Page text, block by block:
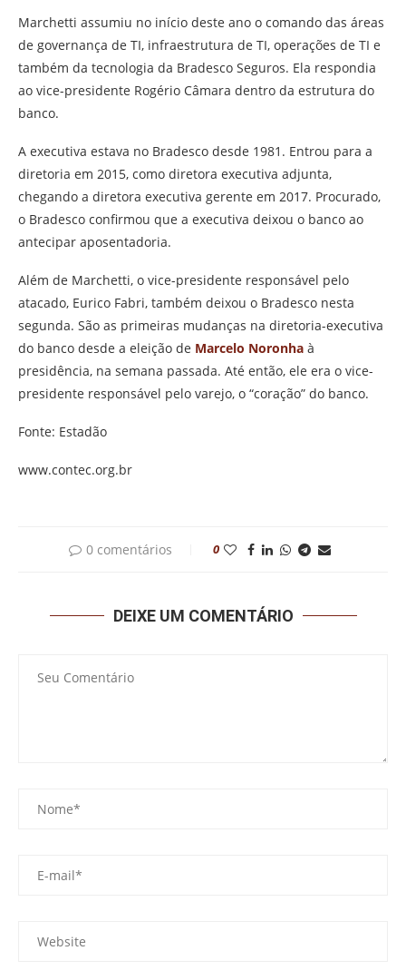
Marchetti assumiu no início deste ano o comando das áreas
de governança de TI, infraestrutura de TI, operações de TI e
também da tecnologia da Bradesco Seguros. Ela respondia
ao vice-presidente Rogério Câmara dentro da estrutura do
banco.
A executiva estava no Bradesco desde 1981. Entrou para a
diretoria em 2015, como diretora executiva adjunta,
chegando a diretora executiva gerente em 2017. Procurado,
o Bradesco confirmou que a executiva deixou o banco ao
antecipar aposentadoria.
Além de Marchetti, o vice-presidente responsável pelo
atacado, Eurico Fabri, também deixou o Bradesco nesta
segunda. São as primeiras mudanças na diretoria-executiva
do banco desde a eleição de Marcelo Noronha à
presidência, na semana passada. Até então, ele era o vice-
presidente responsável pelo varejo, o “coração” do banco.
Fonte: Estadão
www.contec.org.br
0 comentários 0
DEIXE UM COMENTÁRIO